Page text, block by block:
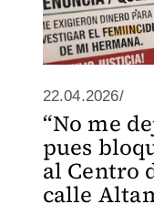
22.04.2026/
“No me
pues
al Centro
calle